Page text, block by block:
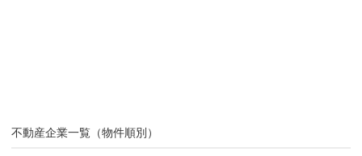
不動産企業一覧（物件順別）